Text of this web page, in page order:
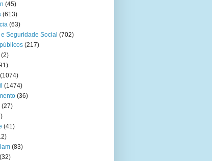
(45)
(613)
(63)
Seguridade Social (702)
(217)
(2)
(1074)
(1474)
(36)
(27)
(41)
(83)
(32)